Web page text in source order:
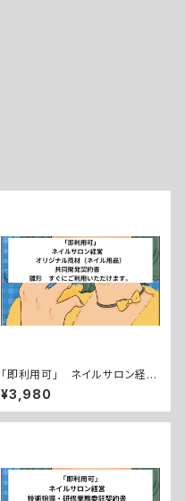
「即利用可」 ネイルサロン経
営 オリジナル商材（ネイル用
品）共同開発契約書 雛形 す
ぐにご利用いただけます。
¥3,980